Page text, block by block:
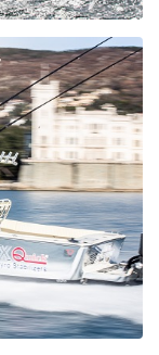
da diporto,
compresi.